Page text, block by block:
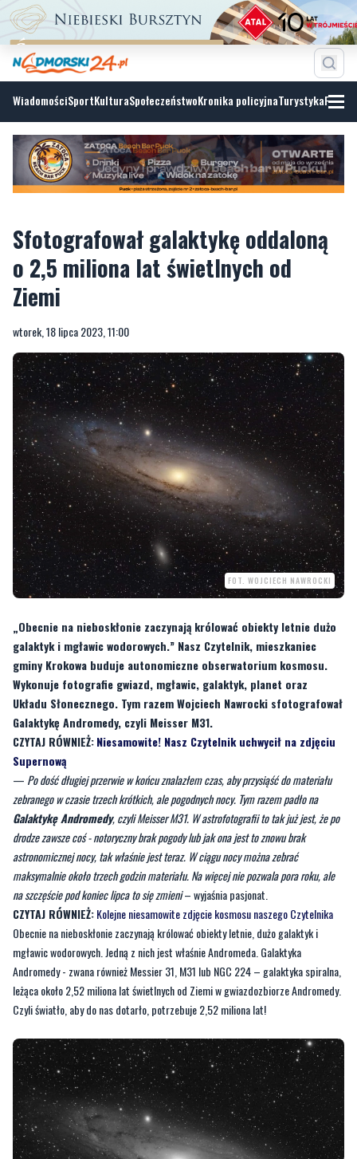
WiadomościSportKulturaSpołeczeństwoKronika policyjnaTurystyka
Sfotografował galaktykę oddaloną
o 2,5 miliona lat świetlnych od
Ziemi
wtorek, 18 lipca 2023, 11:00
FOT. WOJCIECH NAWROCKI
„Obecnie na nieboskłonie zaczynają królować obiekty letnie dużo
galaktyk i mgławic wodorowych.” Nasz Czytelnik, mieszkaniec
gminy Krokowa buduje autonomiczne obserwatorium kosmosu.
Wykonuje fotografie gwiazd, mgławic, galaktyk, planet oraz
Układu Słonecznego. Tym razem Wojciech Nawrocki sfotografował
Galaktykę Andromedy, czyli Meisser M31.
CZYTAJ RÓWNIEŻ:Niesamowite! Nasz Czytelnik uchwycił na zdjęciu
Supernową
— Po dość długiej przerwie w końcu znalazłem czas, aby przysiąść do materiału
zebranego w czasie trzech krótkich, ale pogodnych nocy. Tym razem padło na
Galaktykę Andromedy, czyli Meisser M31. W astrofotografii to tak już jest, że po
drodze zawsze coś - notoryczny brak pogody lub jak ona jest to znowu brak
astronomicznej nocy, tak właśnie jest teraz. W ciągu nocy można zebrać
maksymalnie około trzech godzin materiału. Na więcej nie pozwala pora roku, ale
na szczęście pod koniec lipca to się zmieni– wyjaśnia pasjonat.
CZYTAJ RÓWNIEŻ:Kolejne niesamowite zdjęcie kosmosu naszego Czytelnika
Obecnie na nieboskłonie zaczynają królować obiekty letnie, dużo galaktyk i
mgławic wodorowych. Jedną z nich jest właśnie Andromeda. Galaktyka
Andromedy - zwana również Messier 31, M31 lub NGC 224 – galaktyka spiralna,
leżąca około 2,52 miliona lat świetlnych od Ziemi w gwiazdozbiorze Andromedy.
Czyli światło, aby do nas dotarło, potrzebuje 2,52 miliona lat!